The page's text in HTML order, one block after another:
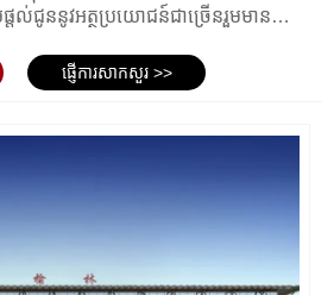
ណជាប់គ្នា ដែលផ្តល់ទាំងកម្លាំង និងស្ថេរភាព។
ទនៃការតភ្ជាប់ដែលបានប្រើនឹងអាស្រ័យលើបន្ទុក
រចនាសម្ព័ន្ធ។
ល់ជូននូវអត្ថប្រយោជន៍ជាច្រើនរួមមាន
ម្រាប់ទីវាលបើកធំដែលត្រូវការនៅស្ថានីយ
េលអនាគត។ ជាធម្មតាស៊ុមដែកនៃចំណត
ង់ជញ្ជាំង។ ប្រព័ន្ធស៊ុមដែកនេះក៏អាចផ្ទុកតំបន់
ផ្ញើការសាកសួរ >>